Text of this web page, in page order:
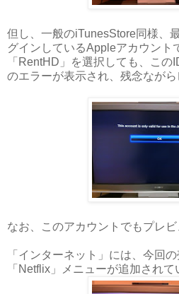
但し、一般のiTunesStore同様、
グインしているAppleアカウント
「RentHD」を選択しても、こ
のエラーが表示され、残念ながら
なお、このアカウントでもプレビ
「インターネット」には、今回
「Netflix」メニューが追加されて